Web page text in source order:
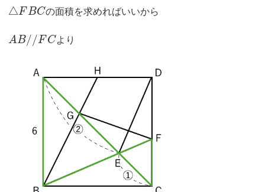
△FBCの面積を求めればいいから
AB//FCより